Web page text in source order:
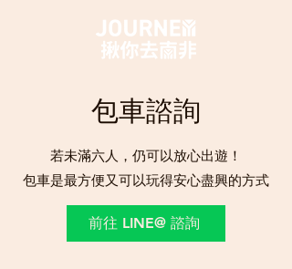
​包車諮詢
若未滿六人，仍可以放心出遊！
​包車是最方便又可以玩得安心盡興的方式
前往 LINE@ 諮詢